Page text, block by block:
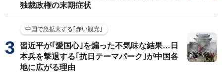
独裁政権の末期症状
中国で急拡大する｢赤い観光｣
習近平が｢愛国心｣を煽った不気味な結果…日
本兵を撃退する｢抗日テーマパーク｣が中国各
地に広がる理由